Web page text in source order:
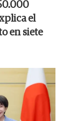
el
en siete